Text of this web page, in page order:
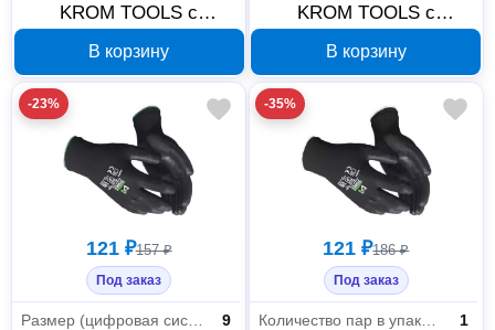
KROM TOOLS с
покрытием размер 11
602300/11
В корзину
KROM TOOLS с
покрытием размер 10
602300/10
В корзину
-23%
121 ₽157 ₽
Под заказ
9
-35%
121 ₽186 ₽
Под заказ
Количество пар в упаковке
1